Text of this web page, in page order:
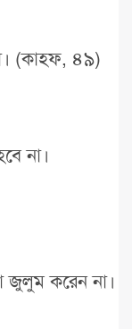
(কাহফ, ৪৯)
না।
জুলুম করেন না।